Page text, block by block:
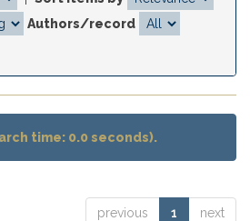
Authors/record
time: 0.0 seconds).
previous 1 next